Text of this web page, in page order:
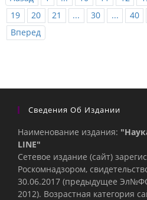
19
20 21 ... 30 ... 40
Вперед
Сведения Об Издании
Наименование издания:
LINE"
Сетевое издание (сайт)
Роскомнадзором,
30.06.2017 (предыдущее
2012). Возрастная категория